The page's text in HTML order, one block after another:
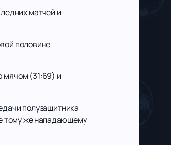
матчей и
половине
мячом (31:69) и
полузащитника
тому же нападающему